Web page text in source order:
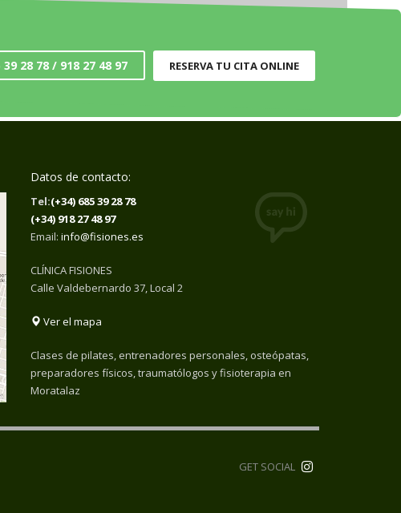
39 28 78 / 918 27 48 97 RESERVA TU CITA ONLINE
Datos de contacto:
Tel:(+34) 685 39 28 78
(+34) 918 27 48 97
Email: info@fisiones.es
CLÍNICA FISIONES
Calle Valdebernardo 37, Local 2
Ver el mapa
Clases de pilates, entrenadores personales, osteópatas,
preparadores físicos, traumatólogos y fisioterapia en
Moratalaz
GET SOCIAL